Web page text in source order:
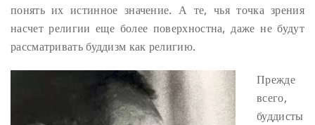
понять их истинное значение. А те, чья точка зрения
насчет религии еще более поверхностна, даже не будут
рассматривать буддизм как религию.
Прежде
всего,
буддисты